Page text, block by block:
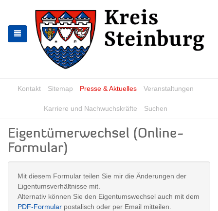
the
navigation
the
content
Kontakt Sitemap Presse & Aktuelles Veranstaltungen
Karriere und Nachwuchskräfte Suchen
Eigentümerwechsel (Online-
Formular)
Mit diesem Formular teilen Sie mir die Änderungen der
Eigentumsverhältnisse mit.
Alternativ können Sie den Eigentumswechsel auch mit dem
PDF-Formular postalisch oder per Email mitteilen.